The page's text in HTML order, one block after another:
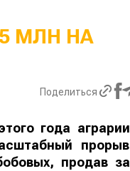
МЛН НА
Поделиться
года аграрии
прорыв
продав за